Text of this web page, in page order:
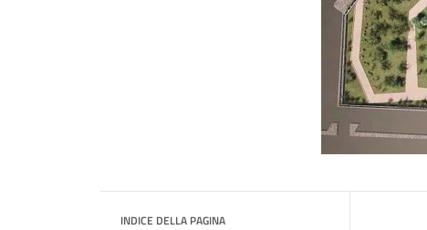
INDICE DELLA PAGINA